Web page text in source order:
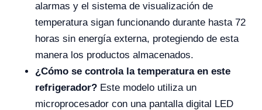
alarmas y el sistema de visualización de
temperatura sigan funcionando durante hasta 72
horas sin energía externa, protegiendo de esta
manera los productos almacenados.
¿Cómo se controla la temperatura en este
refrigerador? Este modelo utiliza un
microprocesador con una pantalla digital LED